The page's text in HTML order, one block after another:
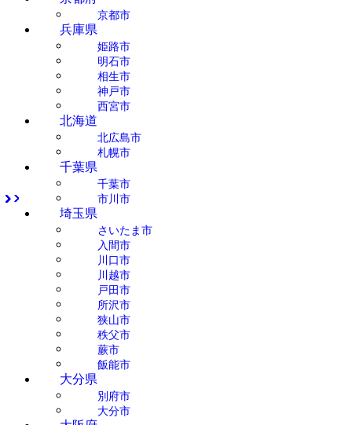
京都市
兵庫県
姫路市
明石市
相生市
神戸市
西宮市
北海道
北広島市
札幌市
千葉県
千葉市
市川市
埼玉県
さいたま市
入間市
川口市
川越市
戸田市
所沢市
狭山市
秩父市
蕨市
飯能市
大分県
別府市
大分市